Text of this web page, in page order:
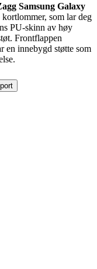
Samsung Galaxy
som lar deg
PU-skinn av høy
Frontflappen
en innebygd støtte som